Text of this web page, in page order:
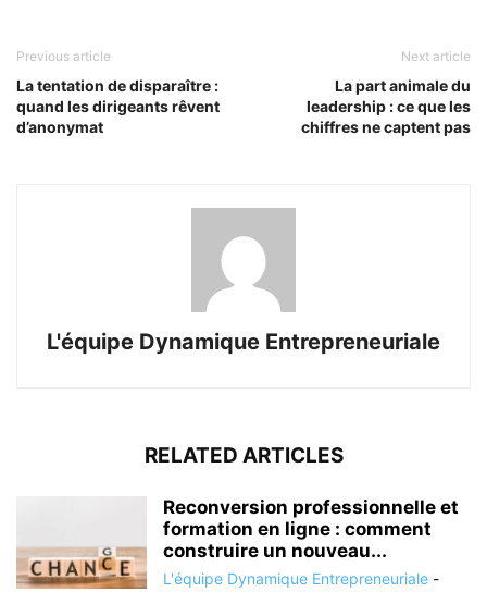
Previous article
La tentation de disparaître :
quand les dirigeants rêvent
d’anonymat
Next article
La part animale du
leadership : ce que les
chiffres ne captent pas
L'équipe Dynamique Entrepreneuriale
RELATED ARTICLES
Reconversion professionnelle et
formation en ligne : comment
construire un nouveau...
L'équipe Dynamique Entrepreneuriale -